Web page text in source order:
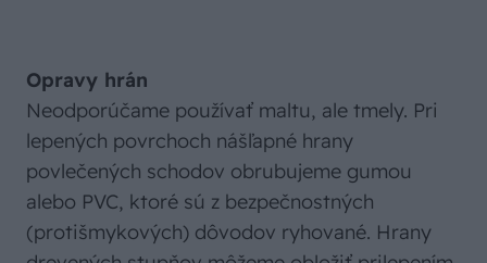
Opravy hrán
Neodporúčame používať maltu, ale tmely. Pri
lepených povrchoch nášľapné hrany
povlečených schodov obrubujeme gumou
alebo PVC, ktoré sú z bezpečnostných
(protišmykových) dôvodov ryhované. Hrany